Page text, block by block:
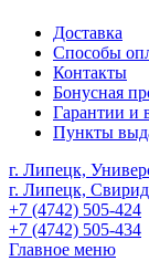
Доставка
Способы
Контакты
Бонусная
Гарантии и
Пункты
г. Липецк,
г. Липецк,
+7 (4742) 505-424
+7 (4742) 505-434
Главное меню